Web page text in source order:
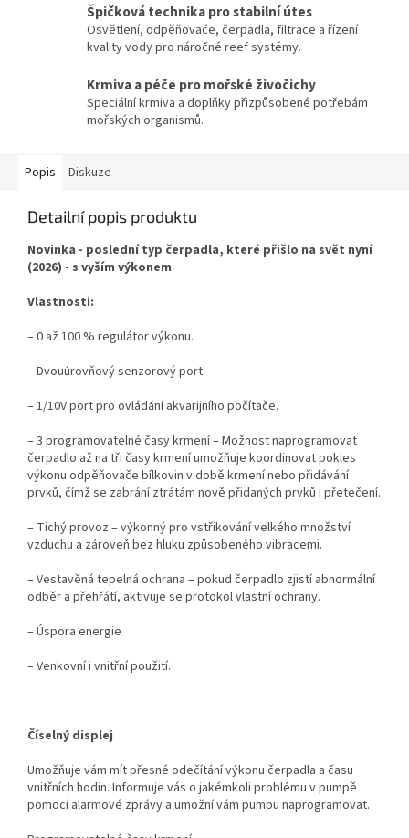
Špičková technika pro stabilní útes
Osvětlení, odpěňovače, čerpadla, filtrace a řízení
kvality vody pro náročné reef systémy.
Krmiva a péče pro mořské živočichy
Speciální krmiva a doplňky přizpůsobené potřebám
mořských organismů.
Popis Diskuze
Detailní popis produktu
Novinka - poslední typ čerpadla, které přišlo na svět nyní
(2026) - s vyším výkonem
Vlastnosti:
– 0 až 100 % regulátor výkonu.
– Dvouúrovňový senzorový port.
– 1/10V port pro ovládání akvarijního počítače.
– 3 programovatelné časy krmení – Možnost naprogramovat
čerpadlo až na tři časy krmení umožňuje koordinovat pokles
výkonu odpěňovače bílkovin v době krmení nebo přidávání
prvků, čímž se zabrání ztrátám nově přidaných prvků i přetečení.
– Tichý provoz – výkonný pro vstřikování velkého množství
vzduchu a zároveň bez hluku způsobeného vibracemi.
– Vestavěná tepelná ochrana – pokud čerpadlo zjistí abnormální
odběr a přehřátí, aktivuje se protokol vlastní ochrany.
– Úspora energie
– Venkovní i vnitřní použití.
Číselný displej
Umožňuje vám mít přesné odečítání výkonu čerpadla a času
vnitřních hodin. Informuje vás o jakémkoli problému v pumpě
pomocí alarmové zprávy a umožní vám pumpu naprogramovat.